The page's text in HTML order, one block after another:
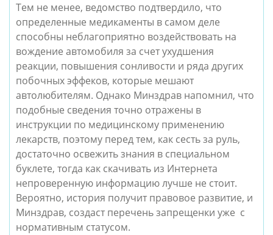
Тем не менее, ведомство подтвердило, что
определенные медикаменты в самом деле
способны неблагоприятно воздействовать на
вождение автомобиля за счет ухудшения
реакции, повышения сонливости и ряда других
побочных эффеков, которые мешают
автолюбителям. Однако Минздрав напомнил, что
подобные сведения точно отражены в
инструкции по медицинскому применению
лекарств, поэтому перед тем, как сесть за руль,
достаточно освежить знания в специальном
буклете, тогда как скачивать из Интернета
непроверенную информацию лучше не стоит.
Вероятно, история получит правовое развитие, и
Минздрав, создаст перечень запрещенки уже с
нормативным статусом.